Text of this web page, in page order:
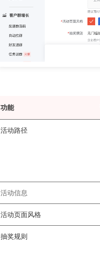
功能
活动路径
活动信息
活动页面风格
抽奖规则
海报，邀请朋友进群 通过小裂变SCRM
新增